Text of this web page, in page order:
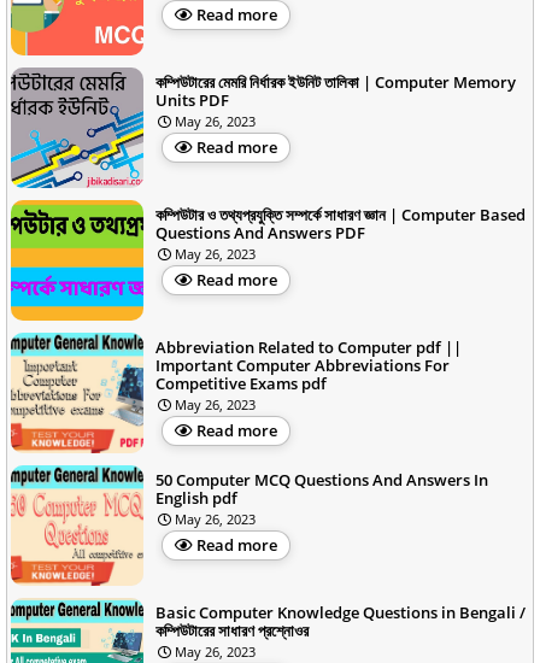
Read more
কম্পিউটারের মেমরি নির্ধারক ইউনিট তালিকা | Computer Memory
Units PDF
May 26, 2023
Read more
কম্পিউটার ও তথ্যপ্রযুক্তি সম্পর্কে সাধারণ জ্ঞান | Computer Based
Questions And Answers PDF
May 26, 2023
Read more
Abbreviation Related to Computer pdf ||
Important Computer Abbreviations For
Competitive Exams pdf
May 26, 2023
Read more
50 Computer MCQ Questions And Answers In
English pdf
May 26, 2023
Read more
Basic Computer Knowledge Questions in Bengali /
কম্পিউটারের সাধারণ প্রশ্নোওর
May 26, 2023